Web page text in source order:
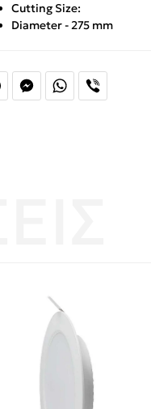
FacebookMessengerWhatsApp
Cutting Size:
Diameter - 275 mm